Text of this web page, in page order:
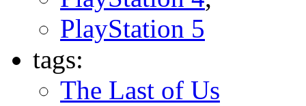
PlayStation 5
tags:
The Last of Us